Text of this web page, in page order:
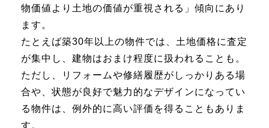
物価値より土地の価値が重視される」傾向にあり
ます。
たとえば築30年以上の物件では、土地価格に査定
が集中し、建物はおまけ程度に扱われることも。
ただし、リフォームや修繕履歴がしっかりある場
合や、状態が良好で魅力的なデザインになってい
る物件は、例外的に高い評価を得ることもありま
す。